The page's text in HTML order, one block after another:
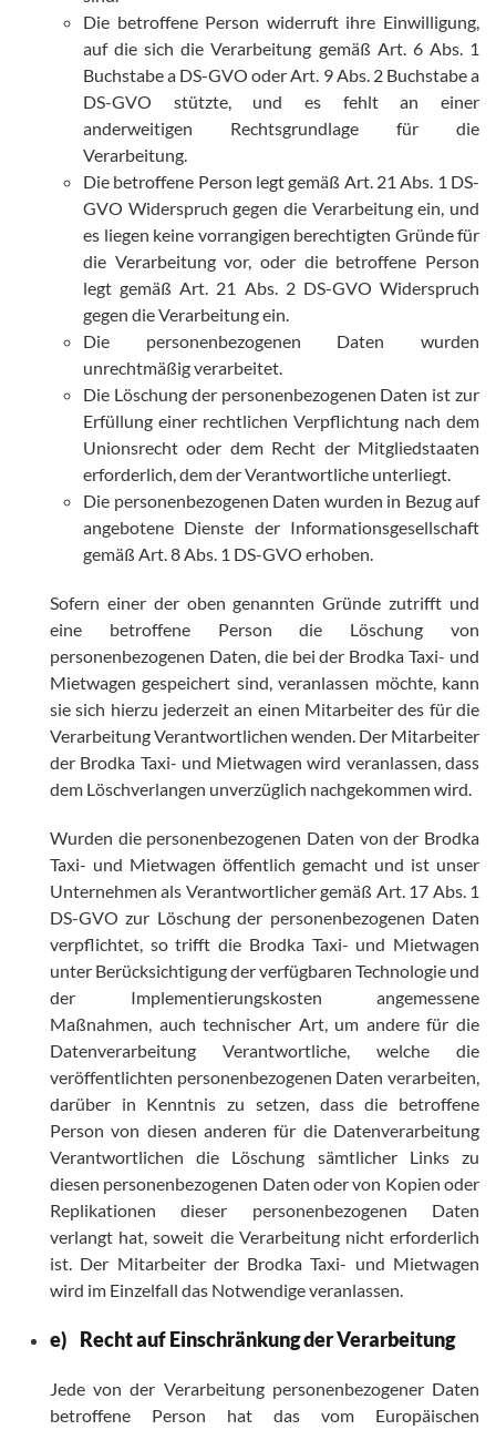
Die betroffene Person widerruft ihre Einwilligung,
auf die sich die Verarbeitung gemäß Art. 6 Abs. 1
Buchstabe a DS-GVO oder Art. 9 Abs. 2 Buchstabe a
DS-GVO stützte, und es fehlt an einer
anderweitigen Rechtsgrundlage für die
Verarbeitung.
Die betroffene Person legt gemäß Art. 21 Abs. 1 DS-
GVO Widerspruch gegen die Verarbeitung ein, und
es liegen keine vorrangigen berechtigten Gründe für
die Verarbeitung vor, oder die betroffene Person
legt gemäß Art. 21 Abs. 2 DS-GVO Widerspruch
gegen die Verarbeitung ein.
Die personenbezogenen Daten wurden
unrechtmäßig verarbeitet.
Die Löschung der personenbezogenen Daten ist zur
Erfüllung einer rechtlichen Verpflichtung nach dem
Unionsrecht oder dem Recht der Mitgliedstaaten
erforderlich, dem der Verantwortliche unterliegt.
Die personenbezogenen Daten wurden in Bezug auf
angebotene Dienste der Informationsgesellschaft
gemäß Art. 8 Abs. 1 DS-GVO erhoben.
Sofern einer der oben genannten Gründe zutrifft und
eine betroffene Person die Löschung von
personenbezogenen Daten, die bei der Brodka Taxi- und
Mietwagen gespeichert sind, veranlassen möchte, kann
sie sich hierzu jederzeit an einen Mitarbeiter des für die
Verarbeitung Verantwortlichen wenden. Der Mitarbeiter
der Brodka Taxi- und Mietwagen wird veranlassen, dass
dem Löschverlangen unverzüglich nachgekommen wird.
Wurden die personenbezogenen Daten von der Brodka
Taxi- und Mietwagen öffentlich gemacht und ist unser
Unternehmen als Verantwortlicher gemäß Art. 17 Abs. 1
DS-GVO zur Löschung der personenbezogenen Daten
verpflichtet, so trifft die Brodka Taxi- und Mietwagen
unter Berücksichtigung der verfügbaren Technologie und
der Implementierungskosten angemessene
Maßnahmen, auch technischer Art, um andere für die
Datenverarbeitung Verantwortliche, welche die
veröffentlichten personenbezogenen Daten verarbeiten,
darüber in Kenntnis zu setzen, dass die betroffene
Person von diesen anderen für die Datenverarbeitung
Verantwortlichen die Löschung sämtlicher Links zu
diesen personenbezogenen Daten oder von Kopien oder
Replikationen dieser personenbezogenen Daten
verlangt hat, soweit die Verarbeitung nicht erforderlich
ist. Der Mitarbeiter der Brodka Taxi- und Mietwagen
wird im Einzelfall das Notwendige veranlassen.
e) Recht auf Einschränkung der Verarbeitung
Jede von der Verarbeitung personenbezogener Daten
betroffene Person hat das vom Europäischen